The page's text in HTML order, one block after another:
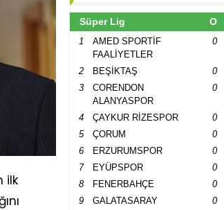
ilk
Süper Lig O
1
AMED SPORTİF
FAALİYETLER
0
2 BEŞİKTAŞ 0
3
CORENDON
ALANYASPOR
0
4 ÇAYKUR RİZESPOR 0
5
ÇORUM 0
6
ERZURUMSPOR 0
7
EYÜPSPOR 0
8
FENERBAHÇE 0
9
GALATASARAY 0